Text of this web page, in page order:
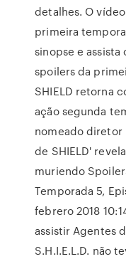
detalhes. O
primeira
sinopse e
spoilers da
SHIELD retorna
ação segunda
nomeado diretor
de SHIELD'
muriendo
Temporada 5,
febrero 2018
assistir Agentes
S.H.I.E.L.D. não